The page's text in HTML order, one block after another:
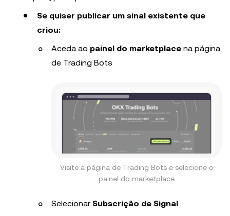
Se quiser publicar um sinal existente que
criou:
Aceda ao painel do marketplace na página
de Trading Bots
Visite a página de Trading Bots e selecione o
painel do marketplace
Selecionar Subscrição de Signal